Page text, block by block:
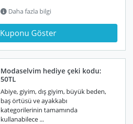
Daha fazla bilgi
Kuponu Göster
Modaselvim hediye çeki kodu:
50TL
Abiye, giyim, dış giyim, büyük beden,
baş örtüsü ve ayakkabı
kategorilerinin tamamında
kullanabilece ...